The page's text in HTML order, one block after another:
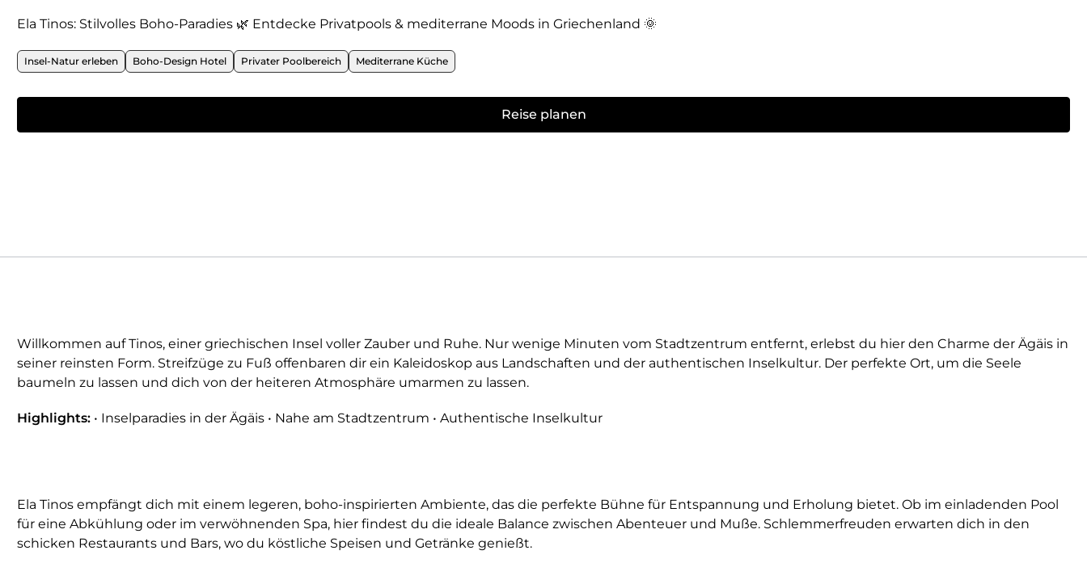
Ela Tinos: Stilvolles Boho-Paradies 🌿 Entdecke Privatpools & mediterrane Moods in Griechenland 🌞
Insel-Natur erleben Boho-Design Hotel Privater Poolbereich Mediterrane Küche
Reise planen
Willkommen auf Tinos, einer griechischen Insel voller Zauber und Ruhe. Nur wenige Minuten vom Stadtzentrum entfernt, erlebst du hier den Charme der Ägäis in
seiner reinsten Form. Streifzüge zu Fuß offenbaren dir ein Kaleidoskop aus Landschaften und der authentischen Inselkultur. Der perfekte Ort, um die Seele
baumeln zu lassen und dich von der heiteren Atmosphäre umarmen zu lassen.
Highlights: • Inselparadies in der Ägäis • Nahe am Stadtzentrum • Authentische Inselkultur
Ela Tinos empfängt dich mit einem legeren, boho-inspirierten Ambiente, das die perfekte Bühne für Entspannung und Erholung bietet. Ob im einladenden Pool
für eine Abkühlung oder im verwöhnenden Spa, hier findest du die ideale Balance zwischen Abenteuer und Muße. Schlemmerfreuden erwarten dich in den
schicken Restaurants und Bars, wo du köstliche Speisen und Getränke genießt.